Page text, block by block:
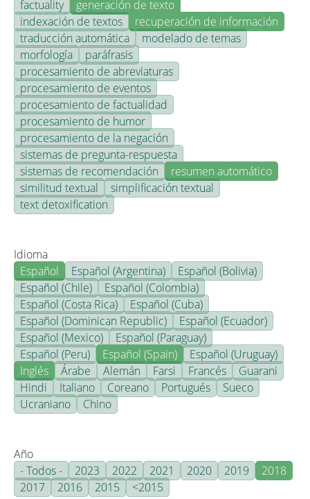
factuality
generación de texto
indexación de textos
recuperación de información
traducción automática
modelado de temas
morfología
paráfrasis
procesamiento de abreviaturas
procesamiento de eventos
procesamiento de factualidad
procesamiento de humor
procesamiento de la negación
sistemas de pregunta-respuesta
sistemas de recomendación
resumen automático
similitud textual
simplificación textual
text detoxification
Idioma
Español
Español (Argentina)
Español (Bolivia)
Español (Chile)
Español (Colombia)
Español (Costa Rica)
Español (Cuba)
Español (Dominican Republic)
Español (Ecuador)
Español (Mexico)
Español (Paraguay)
Español (Peru)
Español (Spain)
Español (Uruguay)
Inglés
Árabe Alemán Farsi Francés
Guarani
Hindi
Italiano Coreano Portugués
Sueco
Ucraniano
Chino
Año
- Todos -
2023 2022 2021 2020 2019
2018
2017
2016 2015 <2015